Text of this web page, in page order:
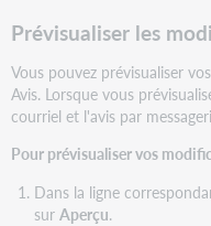
Prévisualiser les
Vous pouvez prévisualiser
Avis. Lorsque vous
courriel et l'avis par
Pour prévisualiser vos
Dans la ligne
sur Aperçu.